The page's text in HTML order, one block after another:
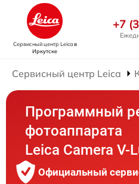
Сервисный центр Leicaв
Иркутске
+7
Сервисный центр Leica
Программный
фотоаппарата
Leica Camera V-
Официальный